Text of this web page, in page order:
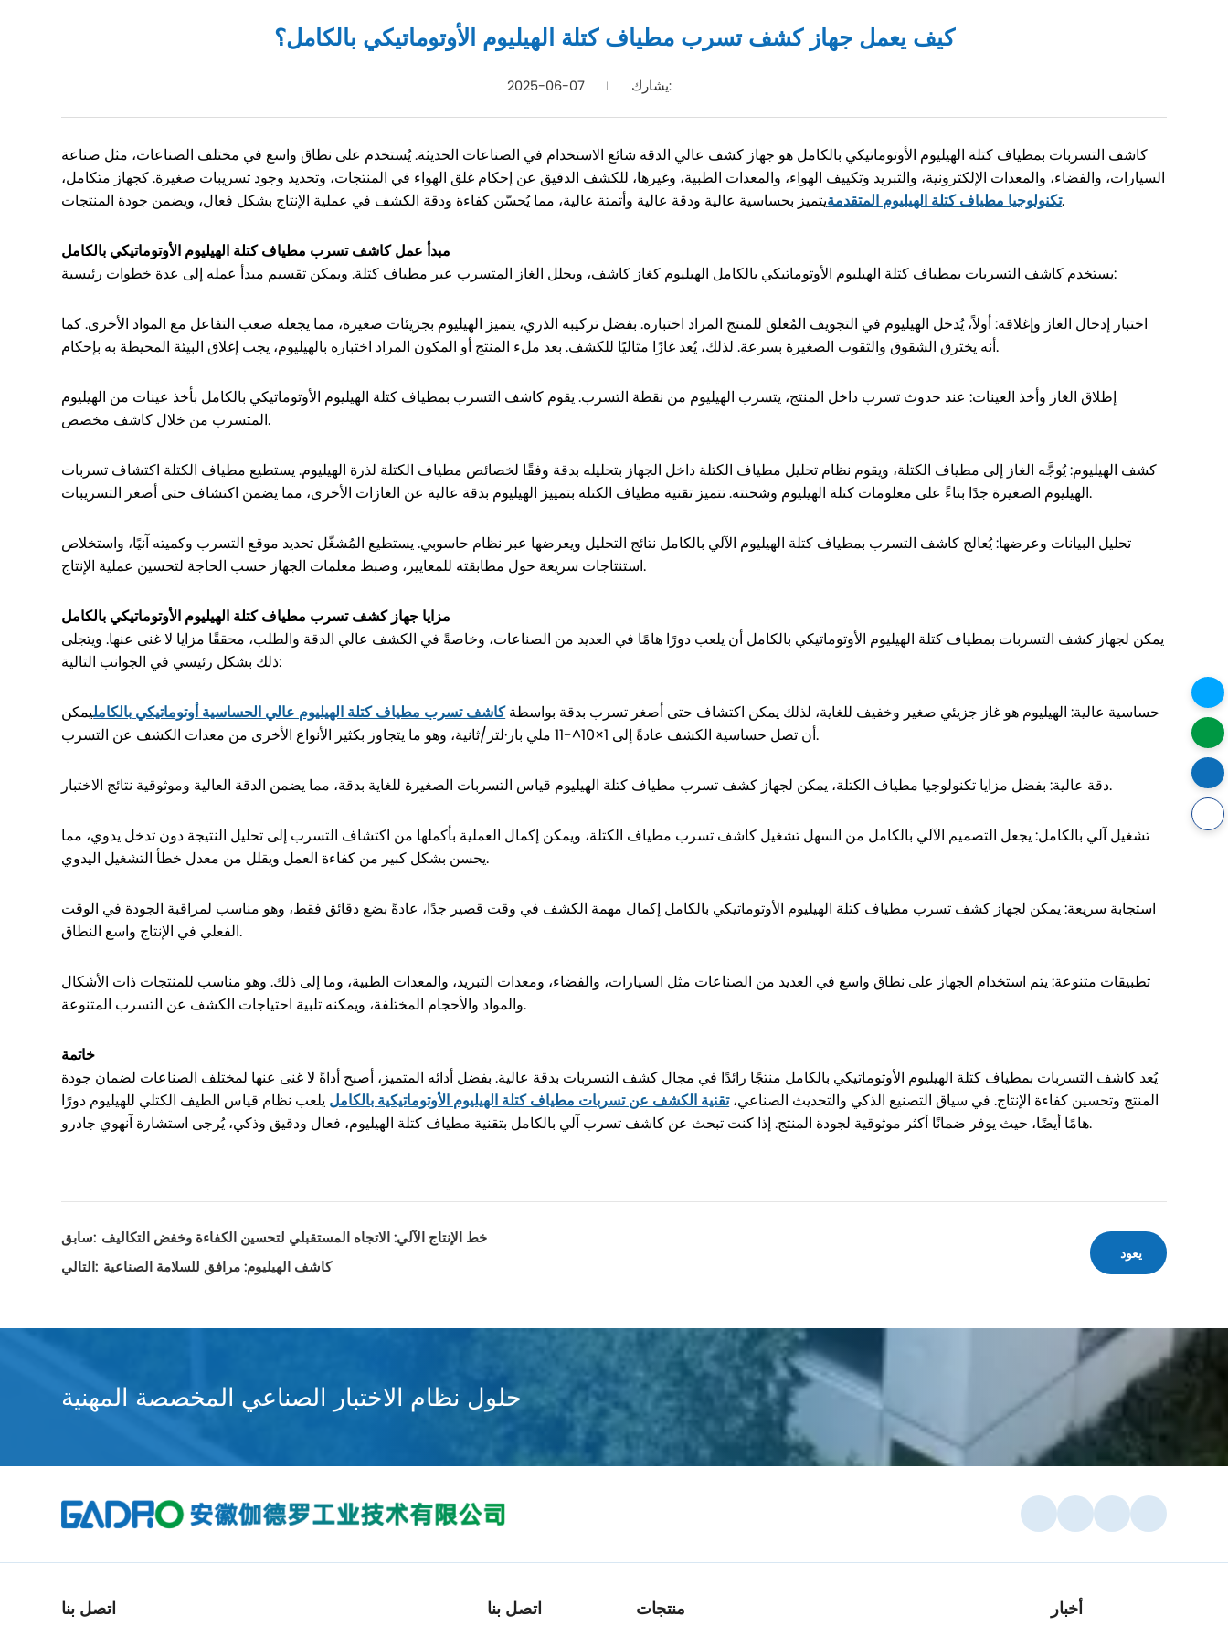
كيف يعمل جهاز كشف تسرب مطياف كتلة الهيليوم الأوتوماتيكي بالكامل؟
2025-06-07 يشارك:
كاشف التسربات بمطياف كتلة الهيليوم الأوتوماتيكي بالكامل هو جهاز كشف عالي الدقة شائع الاستخدام في الصناعات الحديثة. يُستخدم على نطاق واسع في مختلف الصناعات، مثل صناعة
السيارات، والفضاء، والمعدات الإلكترونية، والتبريد وتكييف الهواء، والمعدات الطبية، وغيرها، للكشف الدقيق عن إحكام غلق الهواء في المنتجات، وتحديد وجود تسريبات صغيرة. كجهاز متكامل،
تكنولوجيا مطياف كتلة الهيليوم المتقدمةيتميز بحساسية عالية ودقة عالية وأتمتة عالية، مما يُحسّن كفاءة ودقة الكشف في عملية الإنتاج بشكل فعال، ويضمن جودة المنتجات.
مبدأ عمل كاشف تسرب مطياف كتلة الهيليوم الأوتوماتيكي بالكامل
يستخدم كاشف التسربات بمطياف كتلة الهيليوم الأوتوماتيكي بالكامل الهيليوم كغاز كاشف، ويحلل الغاز المتسرب عبر مطياف كتلة. ويمكن تقسيم مبدأ عمله إلى عدة خطوات رئيسية:
اختبار إدخال الغاز وإغلاقه: أولاً، يُدخل الهيليوم في التجويف المُغلق للمنتج المراد اختباره. بفضل تركيبه الذري، يتميز الهيليوم بجزيئات صغيرة، مما يجعله صعب التفاعل مع المواد الأخرى. كما
أنه يخترق الشقوق والثقوب الصغيرة بسرعة. لذلك، يُعد غازًا مثاليًا للكشف. بعد ملء المنتج أو المكون المراد اختباره بالهيليوم، يجب إغلاق البيئة المحيطة به بإحكام.
إطلاق الغاز وأخذ العينات: عند حدوث تسرب داخل المنتج، يتسرب الهيليوم من نقطة التسرب. يقوم كاشف التسرب بمطياف كتلة الهيليوم الأوتوماتيكي بالكامل بأخذ عينات من الهيليوم
المتسرب من خلال كاشف مخصص.
كشف الهيليوم: يُوجَّه الغاز إلى مطياف الكتلة، ويقوم نظام تحليل مطياف الكتلة داخل الجهاز بتحليله بدقة وفقًا لخصائص مطياف الكتلة لذرة الهيليوم. يستطيع مطياف الكتلة اكتشاف تسربات
الهيليوم الصغيرة جدًا بناءً على معلومات كتلة الهيليوم وشحنته. تتميز تقنية مطياف الكتلة بتمييز الهيليوم بدقة عالية عن الغازات الأخرى، مما يضمن اكتشاف حتى أصغر التسريبات.
تحليل البيانات وعرضها: يُعالج كاشف التسرب بمطياف كتلة الهيليوم الآلي بالكامل نتائج التحليل ويعرضها عبر نظام حاسوبي. يستطيع المُشغّل تحديد موقع التسرب وكميته آنيًا، واستخلاص
استنتاجات سريعة حول مطابقته للمعايير، وضبط معلمات الجهاز حسب الحاجة لتحسين عملية الإنتاج.
مزايا جهاز كشف تسرب مطياف كتلة الهيليوم الأوتوماتيكي بالكامل
يمكن لجهاز كشف التسربات بمطياف كتلة الهيليوم الأوتوماتيكي بالكامل أن يلعب دورًا هامًا في العديد من الصناعات، وخاصةً في الكشف عالي الدقة والطلب، محققًا مزايا لا غنى عنها. ويتجلى
ذلك بشكل رئيسي في الجوانب التالية:
حساسية عالية: الهيليوم هو غاز جزيئي صغير وخفيف للغاية، لذلك يمكن اكتشاف حتى أصغر تسرب بدقة بواسطةكاشف تسرب مطياف كتلة الهيليوم عالي الحساسية أوتوماتيكي بالكامليمكن
أن تصل حساسية الكشف عادةً إلى 1×10^-11 ملي بار·لتر/ثانية، وهو ما يتجاوز بكثير الأنواع الأخرى من معدات الكشف عن التسرب.
دقة عالية: بفضل مزايا تكنولوجيا مطياف الكتلة، يمكن لجهاز كشف تسرب مطياف كتلة الهيليوم قياس التسربات الصغيرة للغاية بدقة، مما يضمن الدقة العالية وموثوقية نتائج الاختبار.
تشغيل آلي بالكامل: يجعل التصميم الآلي بالكامل من السهل تشغيل كاشف تسرب مطياف الكتلة، ويمكن إكمال العملية بأكملها من اكتشاف التسرب إلى تحليل النتيجة دون تدخل يدوي، مما
يحسن بشكل كبير من كفاءة العمل ويقلل من معدل خطأ التشغيل اليدوي.
استجابة سريعة: يمكن لجهاز كشف تسرب مطياف كتلة الهيليوم الأوتوماتيكي بالكامل إكمال مهمة الكشف في وقت قصير جدًا، عادةً بضع دقائق فقط، وهو مناسب لمراقبة الجودة في الوقت
الفعلي في الإنتاج واسع النطاق.
تطبيقات متنوعة: يتم استخدام الجهاز على نطاق واسع في العديد من الصناعات مثل السيارات، والفضاء، ومعدات التبريد، والمعدات الطبية، وما إلى ذلك. وهو مناسب للمنتجات ذات الأشكال
والمواد والأحجام المختلفة، ويمكنه تلبية احتياجات الكشف عن التسرب المتنوعة.
خاتمة
يُعد كاشف التسربات بمطياف كتلة الهيليوم الأوتوماتيكي بالكامل منتجًا رائدًا في مجال كشف التسربات بدقة عالية. بفضل أدائه المتميز، أصبح أداةً لا غنى عنها لمختلف الصناعات لضمان جودة
المنتج وتحسين كفاءة الإنتاج. في سياق التصنيع الذكي والتحديث الصناعي،تقنية الكشف عن تسربات مطياف كتلة الهيليوم الأوتوماتيكية بالكامل يلعب نظام قياس الطيف الكتلي للهيليوم دورًا
هامًا أيضًا، حيث يوفر ضمانًا أكثر موثوقية لجودة المنتج. إذا كنت تبحث عن كاشف تسرب آلي بالكامل بتقنية مطياف كتلة الهيليوم، فعال ودقيق وذكي، يُرجى استشارة آنهوي جادرو.
سابق: خط الإنتاج الآلي: الاتجاه المستقبلي لتحسين الكفاءة وخفض التكاليف
التالي: كاشف الهيليوم: مرافق للسلامة الصناعية
يعود
حلول نظام الاختبار الصناعي المخصصة المهنية
اتصل بنا اتصل بنا منتجات أخبار